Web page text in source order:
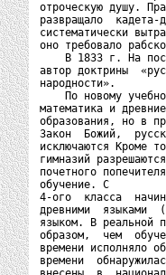
отроческую душу.
развращало
систематически
оно требовало
В 1833 г. На
автор доктрины
народности».
По новому
математика и
образования, но в
Закон  Божий,
исключаются Кроме
гимназий
почетного
обучение. С
4-ого  класса
древними  языками
языком. В реальной
образом,  чем
времени исполняло
времени